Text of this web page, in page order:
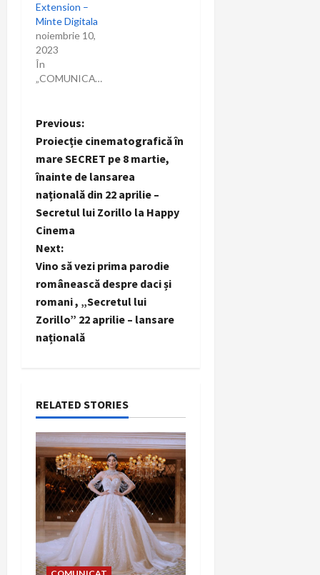
Extension –
Minte Digitala
noiembrie 10,
2023
În
„COMUNICAT”
P
o
s
t
n
a
v
i
a
t
i
o
n
Previous:
Proiecție cinematografică în
mare SECRET pe 8 martie,
înainte de lansarea
națională din 22 aprilie –
Secretul lui Zorillo la Happy
Cinema
Next:
Vino să vezi prima parodie
românească despre daci și
romani , „Secretul lui
Zorillo” 22 aprilie – lansare
națională
RELATED STORIES